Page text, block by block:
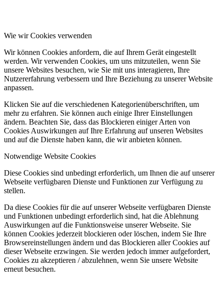
Wie wir Cookies verwenden
Wir können Cookies anfordern, die auf Ihrem Gerät eingestellt
werden. Wir verwenden Cookies, um uns mitzuteilen, wenn Sie
unsere Websites besuchen, wie Sie mit uns interagieren, Ihre
Nutzererfahrung verbessern und Ihre Beziehung zu unserer Website
anpassen.
Klicken Sie auf die verschiedenen Kategorienüberschriften, um
mehr zu erfahren. Sie können auch einige Ihrer Einstellungen
ändern. Beachten Sie, dass das Blockieren einiger Arten von
Cookies Auswirkungen auf Ihre Erfahrung auf unseren Websites
und auf die Dienste haben kann, die wir anbieten können.
Notwendige Website Cookies
Diese Cookies sind unbedingt erforderlich, um Ihnen die auf unserer
Webseite verfügbaren Dienste und Funktionen zur Verfügung zu
stellen.
Da diese Cookies für die auf unserer Webseite verfügbaren Dienste
und Funktionen unbedingt erforderlich sind, hat die Ablehnung
Auswirkungen auf die Funktionsweise unserer Webseite. Sie
können Cookies jederzeit blockieren oder löschen, indem Sie Ihre
Browsereinstellungen ändern und das Blockieren aller Cookies auf
dieser Webseite erzwingen. Sie werden jedoch immer aufgefordert,
Cookies zu akzeptieren / abzulehnen, wenn Sie unsere Website
erneut besuchen.